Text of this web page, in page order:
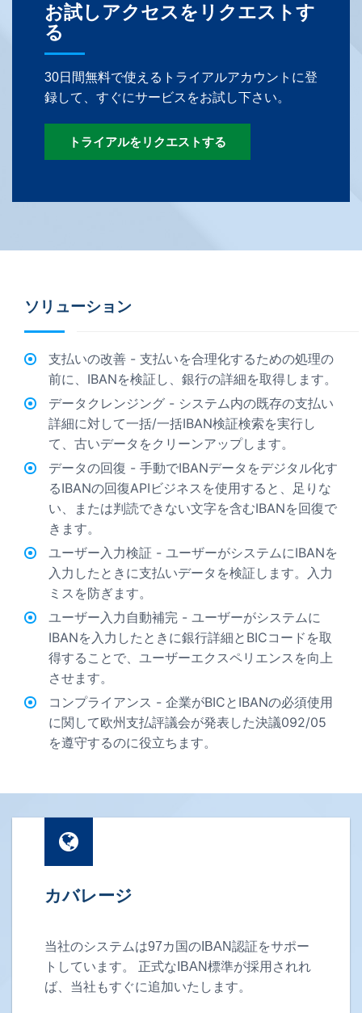
お試しアクセスをリクエストす
る
30日間無料で使えるトライアルアカウントに登
録して、すぐにサービスをお試し下さい。
トライアルをリクエストする
ソリューション
支払いの改善 - 支払いを合理化するための処理の
前に、IBANを検証し、銀行の詳細を取得します。
データクレンジング - システム内の既存の支払い
詳細に対して一括/一括IBAN検証検索を実行し
て、古いデータをクリーンアップします。
データの回復 - 手動でIBANデータをデジタル化す
るIBANの回復APIビジネスを使用すると、足りな
い、または判読できない文字を含むIBANを回復で
きます。
ユーザー入力検証 - ユーザーがシステムにIBANを
入力したときに支払いデータを検証します。入力
ミスを防ぎます。
ユーザー入力自動補完 - ユーザーがシステムに
IBANを入力したときに銀行詳細とBICコードを取
得することで、ユーザーエクスペリエンスを向上
させます。
コンプライアンス - 企業がBICとIBANの必須使用
に関して欧州支払評議会が発表した決議092/05
を遵守するのに役立ちます。
カバレージ
当社のシステムは97カ国のIBAN認証をサポー
トしています。 正式なIBAN標準が採用されれ
ば、当社もすぐに追加いたします。